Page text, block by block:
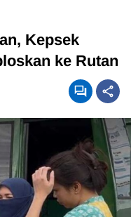
Kepsek
ke Rutan